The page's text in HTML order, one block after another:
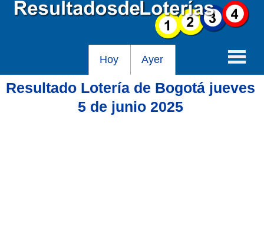
Hoy Ayer
Baloto
Resultado Lotería de Bogotá jueves
5 de junio 2025